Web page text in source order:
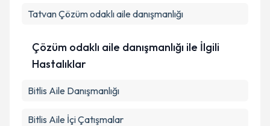
TatvanÇözüm odaklı aile danışmanlığı
Çözüm odaklı aile danışmanlığı ile İlgili
Hastalıklar
Bitlis Aile Danışmanlığı
Bitlis Aile İçi Çatışmalar